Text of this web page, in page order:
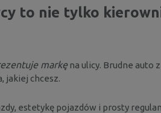
to nie tylko
markęna ulicy. Brudne auto
jakiej chcesz.
estetykę pojazdów i prosty